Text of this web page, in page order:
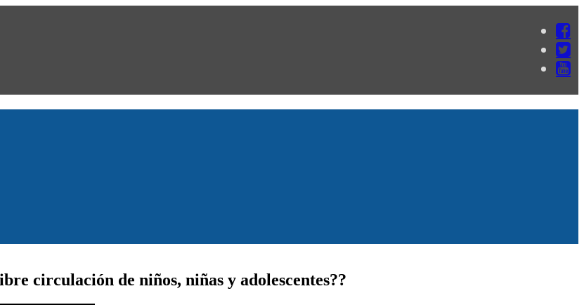
circulación de niños, niñas y adolescentes??